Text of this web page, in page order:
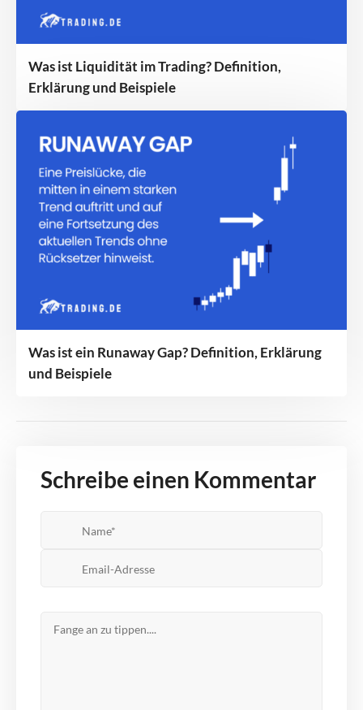
Was ist Liquidität im Trading? Definition,
Erklärung und Beispiele
Was ist ein Runaway Gap? Definition, Erklärung
und Beispiele
Schreibe einen Kommentar